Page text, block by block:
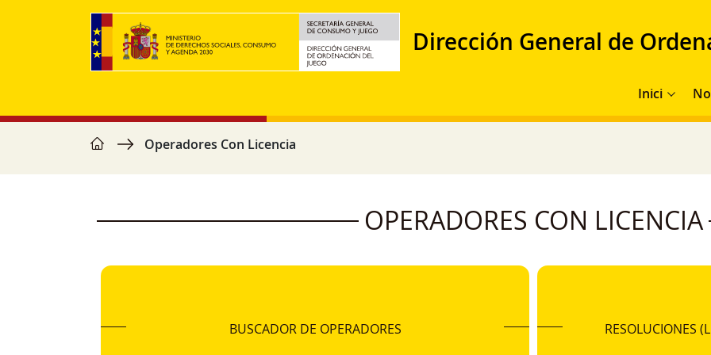
Vés al contingut
Dirección General de
Navegación
Inici
Fil d'ariadna
home Operadores Con Licencia
OPERADORES CON LICENCIA
BUSCADOR DE OPERADORES RESOLUCIONES